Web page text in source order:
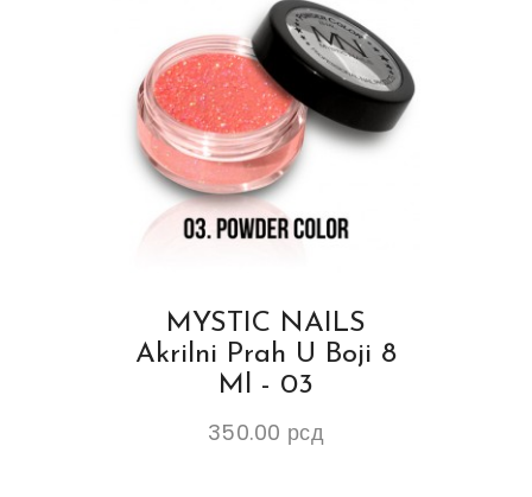
MYSTIC NAILS
Akrilni Prah U Boji 8
Ml - 03
350.00 рсд